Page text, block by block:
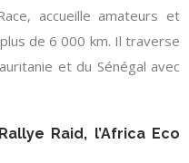
accueille amateurs et
de 6 000 km. Il traverse
et du Sénégal avec
Raid, l’Africa Eco